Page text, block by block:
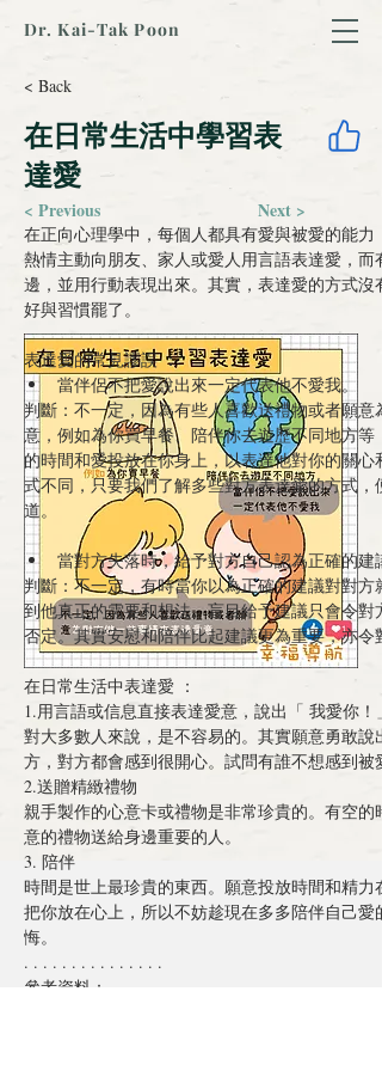
Dr. Kai-Tak Poon
< Back
在日常生活中學習表
達愛
< Previous Next >
在正向心理學中，每個人都具有愛與被愛的能力
熱情主動向朋友、家人或愛人用言語表達愛 ，
邊，並用行動表現出來。其實，表達愛的方式
好與習慣罷了。
表達愛的常見謬誤 ：
當伴侶不把愛說出來一定代表他不愛我。
判斷：不一定，因為有些人喜歡送禮物或者願意
意 ，例如為你買早餐、陪伴你去遊歷不同地方
的時間和愛投放在你身上，以表達他對你的關
式不同，只要我們了解多些對方表達愛的方式，
道。
當對方失落時，給予對方自己認為正確的建議
判斷：不一定，有時當你以為正確的建議對對
到他真正的需要和想法。盲目給予建議只會令
否定。其實安慰和陪伴比起建議更為重要，亦令
在日常生活中表達愛 ：
1.用言語或信息直接表達愛意，說出「 我愛你 ！」
對大多數人來說，是不容易的。其實願意勇敢
方，對方都會感到很開心。試問有誰不想感到被
2.送贈精緻禮物
親手製作的心意卡或禮物是非常珍貴的。有空
意的禮物送給身邊重要的人。
3. 陪伴
時間是世上最珍貴的東西。願意投放時間和精
把你放在心上，所以不妨趁現在多多陪伴自己
悔。
. . . . . . . . . . . . . . .
參考資料：